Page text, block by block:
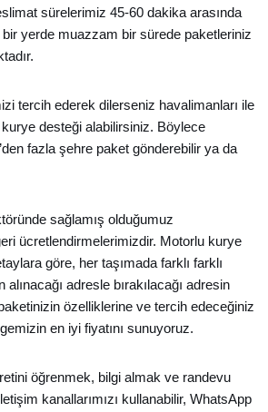
sürelerimiz 45-60 dakika arasında
yerde muazzam bir sürede paketleriniz
tercih ederek dilerseniz havalimanları ile
desteği alabilirsiniz. Böylece
fazla şehre paket gönderebilir ya da
sağlamış olduğumuz
ücretlendirmelerimizdir. Motorlu kurye
göre, her taşımada farklı farklı
adresle bırakılacağı adresin
özelliklerine ve tercih edeceğiniz
en iyi fiyatını sunuyoruz.
öğrenmek, bilgi almak ve randevu
kanallarımızı kullanabilir, WhatsApp